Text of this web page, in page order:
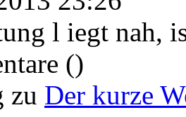
l iegt nah,
()
zu Der kurze